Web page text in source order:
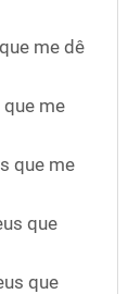
me dê
que me
que me
que
que